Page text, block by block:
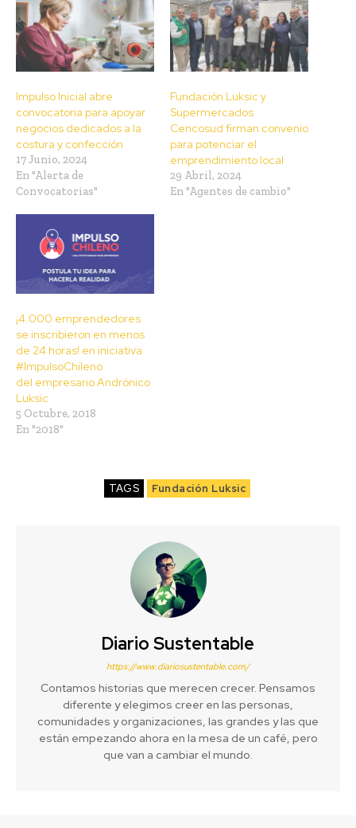
Impulso Inicial abre
convocatoria para apoyar
negocios dedicados a la
costura y confección
17 Junio, 2024
En "Alerta de
Convocatorias"
Fundación Luksic y
Supermercados
Cencosud firman convenio
para potenciar el
emprendimiento local
29 Abril, 2024
En "Agentes de cambio"
¡4.000 emprendedores
se inscribieron en menos
de 24 horas! en iniciativa
#ImpulsoChileno
del empresario Andrónico
Luksic
5 Octubre, 2018
En "2018"
TAGS Fundación Luksic
Diario Sustentable
https://www.diariosustentable.com/
Contamos historias que merecen crecer. Pensamos
diferente y elegimos creer en las personas,
comunidades y organizaciones, las grandes y las que
están empezando ahora en la mesa de un café, pero
que van a cambiar el mundo.